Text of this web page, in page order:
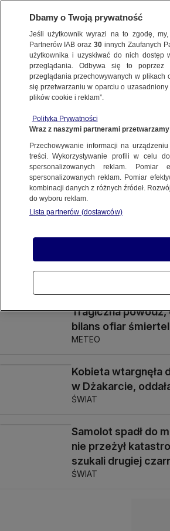
INDONEZJA
Trzęsienie "było
dość długo". Co
nie żyje
METEO
Domy pokryte
Trwają
"Domy zmyte
zawalone mosty.
Tragiczna powódź,
bilans ofiar
METEO
Kobieta wtargnęła
w Dżakarcie,
ŚWIAT
Samolot spadł do
nie przeżył
szukali drugiej
ŚWIAT
Dbamy o Twoją prywatność
Jeśli użytkownik wyrazi na to zgodę,
Partnerów IAB oraz30 innych Zaufanych
użytkownika i uzyskiwać do nich dostęp
przeglądania. Odbywa się to poprzez
przeglądania przechowywanych w plikach
się przetwarzaniu w oparciu o
plików cookie i reklam”.
Polityka Prywatności
Wraz z naszymi partnerami
Przechowywanie informacji na
treści. Wykorzystywanie profili w celu
spersonalizowanych reklam.
spersonalizowanych reklam. Pomiar
kombinacji danych z różnych źródeł.
do wyboru reklam.
Lista partnerów (dostawców)